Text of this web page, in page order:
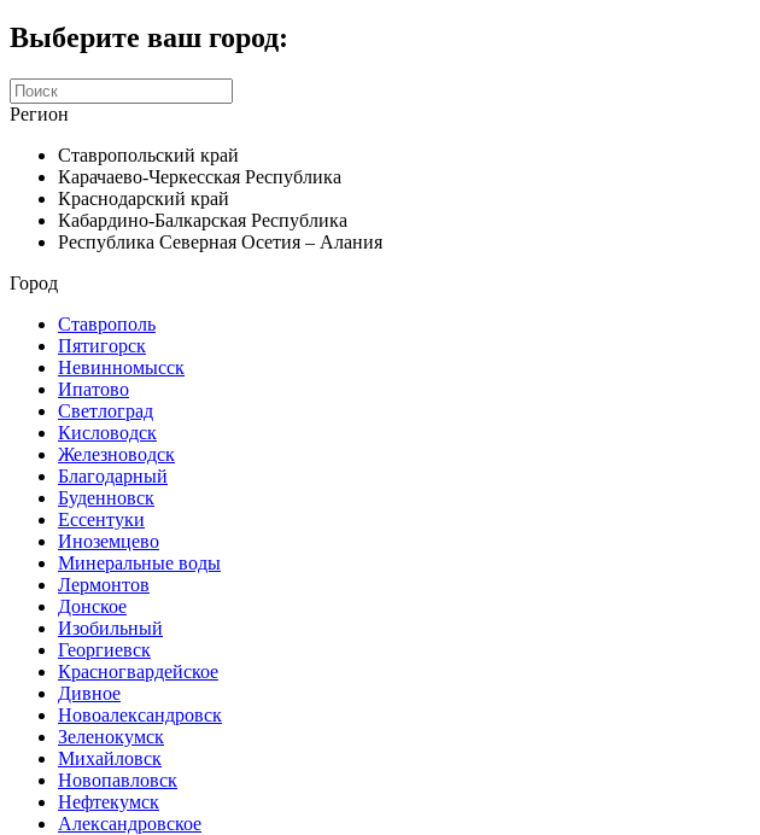
Выберите ваш город:
Регион
Ставропольский край
Карачаево-Черкесская Республика
Краснодарский край
Кабардино-Балкарская Республика
Республика Северная Осетия – Алания
Город
Ставрополь
Пятигорск
Невинномысск
Ипатово
Светлоград
Кисловодск
Железноводск
Благодарный
Буденновск
Ессентуки
Иноземцево
Минеральные воды
Лермонтов
Донское
Изобильный
Георгиевск
Красногвардейское
Дивное
Новоалександровск
Зеленокумск
Михайловск
Новопавловск
Нефтекумск
Александровское